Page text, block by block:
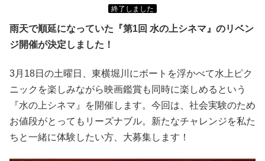
終了しました
雨天で順延になっていた『第1回 水の上シネマ』のリベン
ジ開催が決定しました！
3月18日の土曜日、東横堀川にボートを浮かべて水上ピク
ニックを楽しみながら映画鑑賞も同時に楽しめるという
『水の上シネマ』を開催します。今回は、社会実験のため
お値段がとってもリーズナブル。新たなチャレンジを私た
ちと一緒に体験したい方、大募集します！